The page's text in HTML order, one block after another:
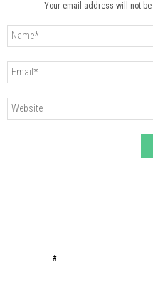
Your email address will not
#